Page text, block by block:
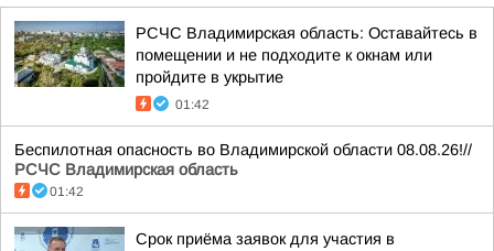
РСЧС Владимирская область: Оставайтесь в
помещении и не подходите к окнам или
пройдите в укрытие
01:42
Беспилотная опасность во Владимирской области 08.08.26!//
РСЧС Владимирская область
01:42
Срок приёма заявок для участия в